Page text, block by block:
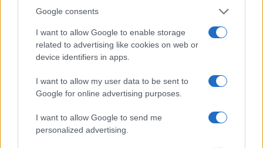
Google consents
I want to allow Google to enable storage
related to advertising like cookies on web or
device identifiers in apps.
I want to allow my user data to be sent to
Google for online advertising purposes.
I want to allow Google to send me
personalized advertising.
⦁ εργαζόμενοι με εξαρτημένη σχέση εργασίας ιδιωτικού
δικαίου κατά τη λήξη της προθεσμίας υποβολής
αιτήσεων
⦁ ασφαλισμένοι στον e-EΦΚΑ λόγω εξαρτημένης σχέσης
εργασίας με εισφορές υπέρ του κλάδου ανεργίας της
ΔΥΠΑ, οποτεδήποτε στο διάστημα 12 πλήρων μηνών που